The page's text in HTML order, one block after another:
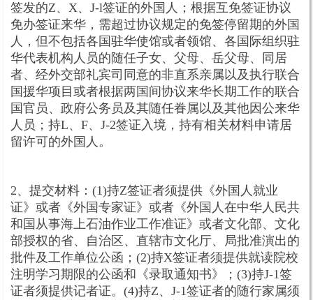
签发的Z、X、J-l签证的外国人；根据互免签证协议
免办签证来华，需超过协议规定的免签停留期的外国
人，但不包括各国驻华使馆或者领馆、各国际组织驻
华代表机构人员的随任子女、父母、岳父母、同居
者、经外交部礼宾司同意的非直系亲属以及执行联合
国援华项目或者根据两国间协议来华长期工作的联合
国官员、政府公务员及其随任眷属以及其他因公来华
人员；持L、F、J-2签证入境，持有相关材料申请居
留许可的外国人。
2、提交材料：(1)持Z签证者须提供《外国人就业
证》或者《外国专家证》或者《外国人在中华人民共
和国从事海上石油作业工作准证》或者文化部、文化
部授权的省、自治区、直辖市文化厅、局批准演出的
批件及工作单位公函；(2)持X签证者须提供就读院校
注明学习期限的公函和《录取通知书》；(3)持J-1签
证者须提供记者证。(4)持Z、J-1签证者的随行家属须